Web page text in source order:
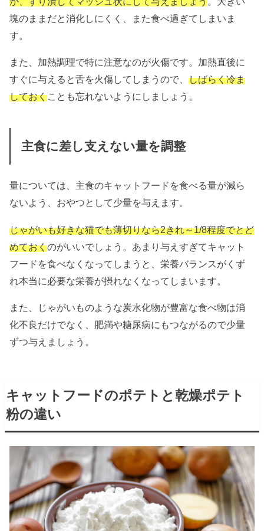
塊のままだと消化しにくく、また食べ過ぎてしまいま
す。
また、加熱調理で特に注意なのが火傷です。加熱直後に
すぐに与えると舌を火傷してしまうので、しばらく冷ま
しておくことも忘れないようにしましょう。
主食に差し支えない量を調整
量については、主食のキャットフードを食べる量が減ら
ないよう、おやつとして少量を与えます。
じゃがいも好きな猫でも薄切りなら2きれ～1/8程度でとど
めておくのがいいでしょう。あまり与えすぎてキャット
フードを食べなくなってしまうと、栄養バランスがくず
れ本当に必要な栄養が摂れなくなってしまいます。
また、じゃがいものような炭水化物が豊富な食べ物は消
化不良だけでなく、肥満や糖尿病にもつながるので少量
ずつ与えましょう。
キャットフードのポテトと乾燥ポテト
粉の違い